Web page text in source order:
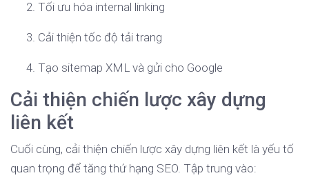
Tối ưu hóa internal linking
Cải thiện tốc độ tải trang
Tạo sitemap XML và gửi cho Google
Cải thiện chiến lược xây dựng
liên kết
Cuối cùng, cải thiện chiến lược xây dựng liên kết là yếu tố
quan trọng để tăng thứ hạng SEO. Tập trung vào: